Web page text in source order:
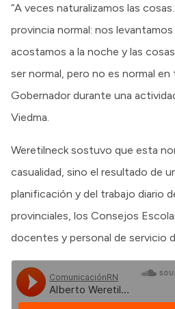
“A veces naturalizamos las
provincia normal: nos levantamos
acostamos a la noche y las
ser normal, pero no es normal
Gobernador durante una
Viedma.
Weretilneck sostuvo que esta
casualidad, sino el resultado de
planificación y del trabajo diario
provinciales, los Consejos
docentes y personal de servicio